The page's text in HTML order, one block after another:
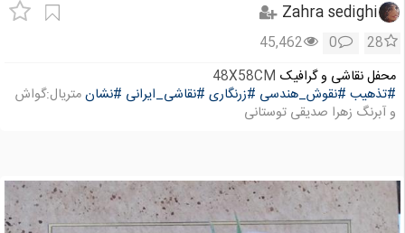
Zahra sedighi
28
0
45,462
محفل نقاشی و گرافیک 48X58CM
#تذهیب #نقوش_هندسی #زرنگاری #نقاشی_ایرانی #نشانمتریال:گواش
و آبرنگ زهرا صدیقی توستانی